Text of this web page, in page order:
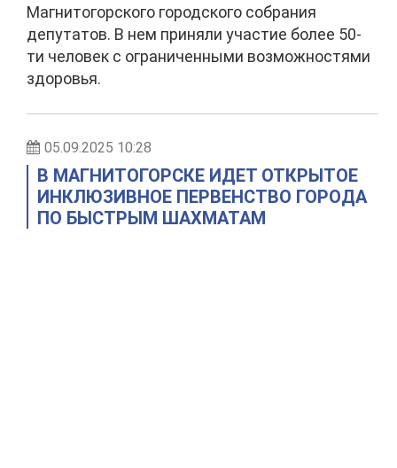
Магнитогорского городского собрания
депутатов. В нем приняли участие более 50-
ти человек с ограниченными возможностями
здоровья.
05.09.2025 10:28
В МАГНИТОГОРСКЕ ИДЕТ ОТКРЫТОЕ
ИНКЛЮЗИВНОЕ ПЕРВЕНСТВО ГОРОДА
ПО БЫСТРЫМ ШАХМАТАМ